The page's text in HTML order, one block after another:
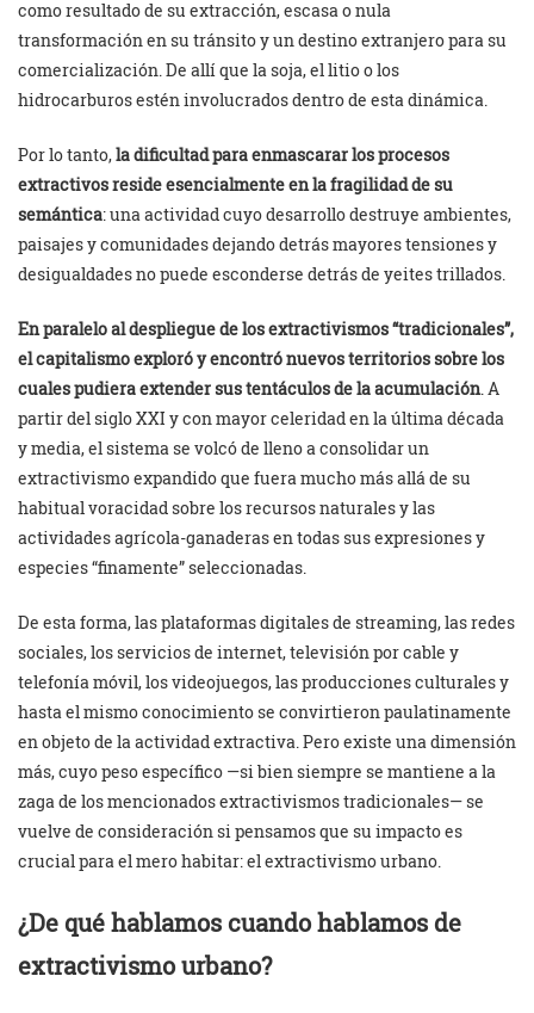
como resultado de su extracción, escasa o nula
transformación en su tránsito y un destino extranjero para su
comercialización. De allí que la soja, el litio o los
hidrocarburos estén involucrados dentro de esta dinámica.
Por lo tanto,la dificultad para enmascarar los procesos
extractivos reside esencialmente en la fragilidad de su
semántica: una actividad cuyo desarrollo destruye ambientes,
paisajes y comunidades dejando detrás mayores tensiones y
desigualdades no puede esconderse detrás de yeites trillados.
En paralelo al despliegue de los extractivismos “tradicionales”,
el capitalismo exploró y encontró nuevos territorios sobre los
cuales pudiera extender sus tentáculos de la acumulación. A
partir del siglo XXI y con mayor celeridad en la última década
y media, el sistema se volcó de lleno a consolidar un
extractivismo expandido que fuera mucho más allá de su
habitual voracidad sobre los recursos naturales y las
actividades agrícola-ganaderas en todas sus expresiones y
especies “finamente” seleccionadas.
De esta forma, las plataformas digitales de streaming, las redes
sociales, los servicios de internet, televisión por cable y
telefonía móvil, los videojuegos, las producciones culturales y
hasta el mismo conocimiento se convirtieron paulatinamente
en objeto de la actividad extractiva. Pero existe una dimensión
más, cuyo peso específico —si bien siempre se mantiene a la
zaga de los mencionados extractivismos tradicionales— se
vuelve de consideración si pensamos que su impacto es
crucial para el mero habitar: el extractivismo urbano.
¿De qué hablamos cuando hablamos de
extractivismo urbano?